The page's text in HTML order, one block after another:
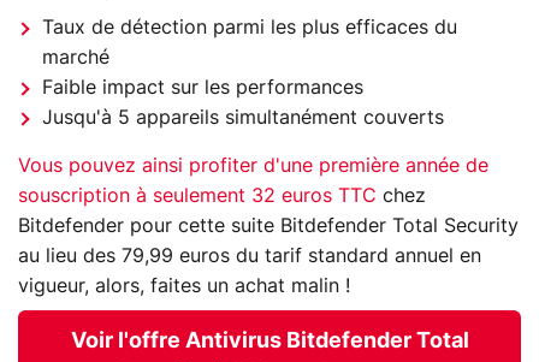
Taux de détection parmi les plus efficaces du
marché
Faible impact sur les performances
Jusqu'à 5 appareils simultanément couverts
Vous pouvez ainsi profiter d'une première année de
souscription à seulement 32 euros TTC chez
Bitdefender pour cette suite Bitdefender Total Security
au lieu des 79,99 euros du tarif standard annuel en
vigueur, alors, faites un achat malin !
Voir l'offre Antivirus Bitdefender Total